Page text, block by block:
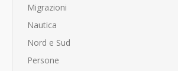
Migrazioni
Nautica
Nord e Sud
Persone